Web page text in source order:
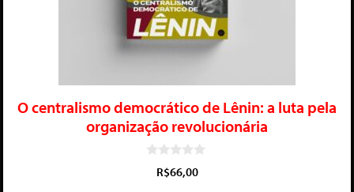
O centralismo democrático de Lênin: a luta pela
organização revolucionária
R$66,00